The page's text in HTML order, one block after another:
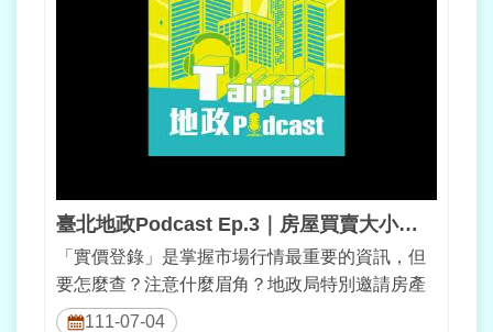
臺北地政Podcast Ep.3｜房屋買賣大小事─您不可不知的實價登錄
111-07-04
「實價登錄」是掌握市場行情最重要的資訊，但
要怎麼查？注意什麼眉角？地政局特別邀請房產
甜心─住商不動產徐佳馨經理，幫大家解...